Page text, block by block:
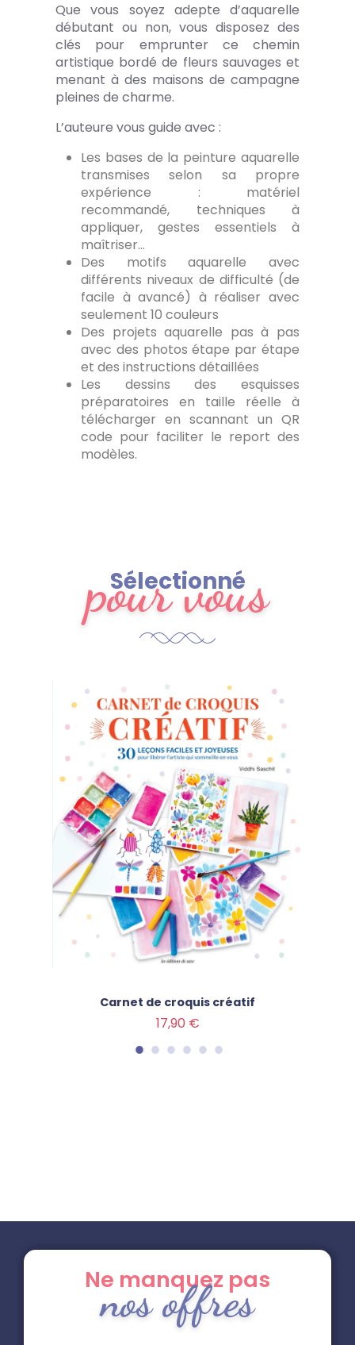
Que vous soyez adepte d’aquarelle
débutant ou non, vous disposez des
clés pour emprunter ce chemin
artistique bordé de fleurs sauvages et
menant à des maisons de campagne
pleines de charme.
L’auteure vous guide avec :
Les bases de la peinture aquarelle
transmises selon sa propre
expérience : matériel
recommandé, techniques à
appliquer, gestes essentiels à
maîtriser…
Des motifs aquarelle avec
différents niveaux de difficulté (de
facile à avancé) à réaliser avec
seulement 10 couleurs
Des projets aquarelle pas à pas
avec des photos étape par étape
et des instructions détaillées
Les dessins des esquisses
préparatoires en taille réelle à
télécharger en scannant un QR
code pour faciliter le report des
modèles.
Sélectionné
pour vous
Carnet de croquis créatif
17,90 €
Ne manquez pas
nos offres